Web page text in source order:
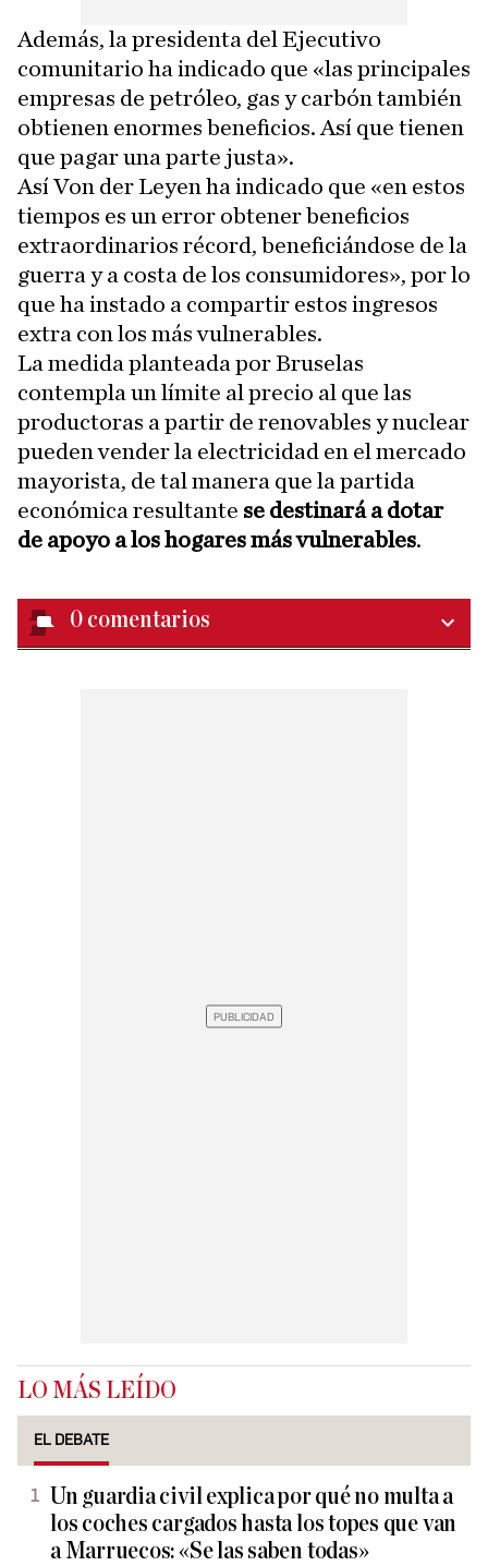
Además, la presidenta del Ejecutivo
comunitario ha indicado que «las principales
empresas de petróleo, gas y carbón también
obtienen enormes beneficios. Así que tienen
que pagar una parte justa».
Así Von der Leyen ha indicado que «en estos
tiempos es un error obtener beneficios
extraordinarios récord, beneficiándose de la
guerra y a costa de los consumidores», por lo
que ha instado a compartir estos ingresos
extra con los más vulnerables.
La medida planteada por Bruselas
contempla un límite al precio al que las
productoras a partir de renovables y nuclear
pueden vender la electricidad en el mercado
mayorista, de tal manera que la partida
económica resultante se destinará a dotar
de apoyo a los hogares más vulnerables.
0 comentarios
LO MÁS LEÍDO
EL DEBATE
Un guardia civil explica por qué no multa a
los coches cargados hasta los topes que van
a Marruecos: «Se las saben todas»